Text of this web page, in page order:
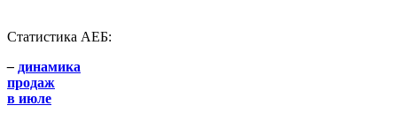
Статистика АЕБ:
– динамика
продаж
в июле